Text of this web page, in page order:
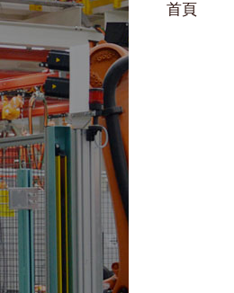
首頁
好色网站在线观看架
絲車/紡絲車
烏龜車/平台車
鋼板箱
貨架係統
化纖紡織行業
化工行業